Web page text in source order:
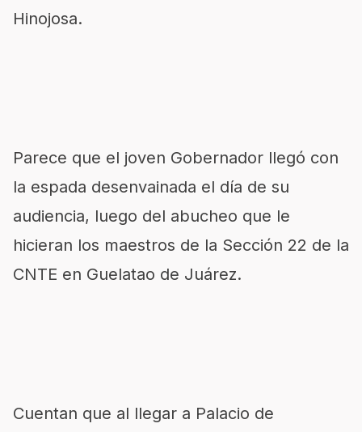
Hinojosa.
Parece que el joven Gobernador llegó con
la espada desenvainada el día de su
audiencia, luego del abucheo que le
hicieran los maestros de la Sección 22 de la
CNTE en Guelatao de Juárez.
Cuentan que al llegar a Palacio de